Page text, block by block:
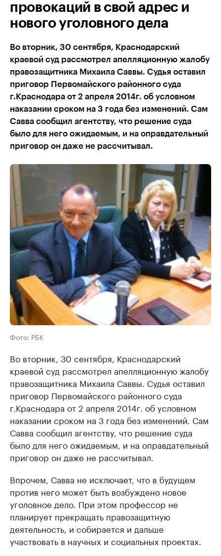
провокаций в свой адрес и
нового уголовного дела
Во вторник, 30 сентября, Краснодарский
краевой суд рассмотрел апелляционную жалобу
правозащитника Михаила Саввы. Судья оставил
приговор Первомайского районного суда
г.Краснодара от 2 апреля 2014г. об условном
наказании сроком на 3 года без изменений. Сам
Савва сообщил агентству, что решение суда
было для него ожидаемым, и на оправдательный
приговор он даже не рассчитывал.
Фото: РБК
Во вторник, 30 сентября, Краснодарский
краевой суд рассмотрел апелляционную жалобу
правозащитника Михаила Саввы. Судья оставил
приговор Первомайского районного суда
г.Краснодара от 2 апреля 2014г. об условном
наказании сроком на 3 года без изменений. Сам
Савва сообщил агентству, что решение суда
было для него ожидаемым, и на оправдательный
приговор он даже не рассчитывал.
Впрочем, Савва не исключает, что в будущем
против него может быть возбуждено новое
уголовное дело. При этом профессор не
планирует прекращать правозащитную
деятельность, и собирается и дальше
участвовать в научных и социальных проектах.